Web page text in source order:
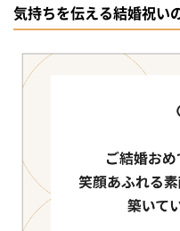
気持ちを伝える結婚祝い